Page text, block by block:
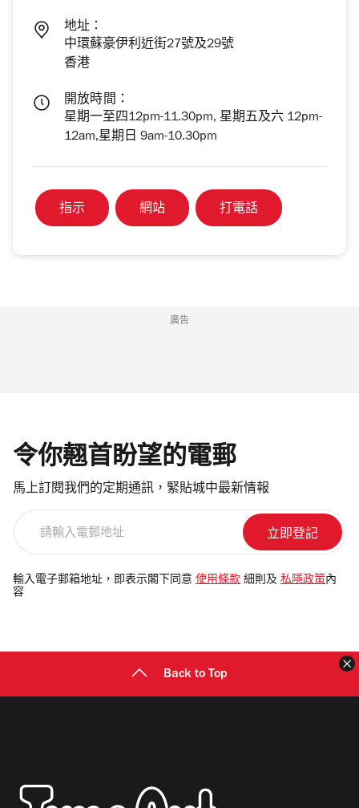
地址：
中環蘇豪伊利近街27號及29號
香港
開放時間：
星期一至四12pm-11.30pm, 星期五及六 12pm-
12am,星期日 9am-10.30pm
指示 網站 打電話
廣告
令你翹首盼望的電郵
馬上訂閱我們的定期通訊，緊貼城中最新情報
電
郵
輸入電子郵箱地址，即表示閣下同意 使用條款 細則及 私隱政策 內
容
Back to Top